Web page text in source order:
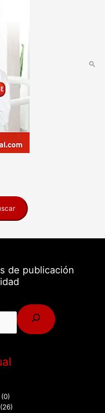
de publicación
(0)
(26)